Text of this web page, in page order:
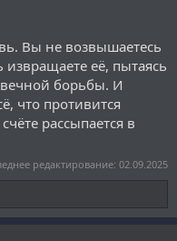
Вы не возвышаетесь
её, пытаясь
борьбы. И
что противится
рассыпается в
редактирование: 02.09.2025